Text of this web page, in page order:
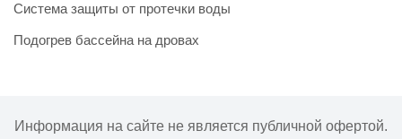
Система защиты от протечки воды
Подогрев бассейна на дровах
Информация на сайте не является публичной офертой.